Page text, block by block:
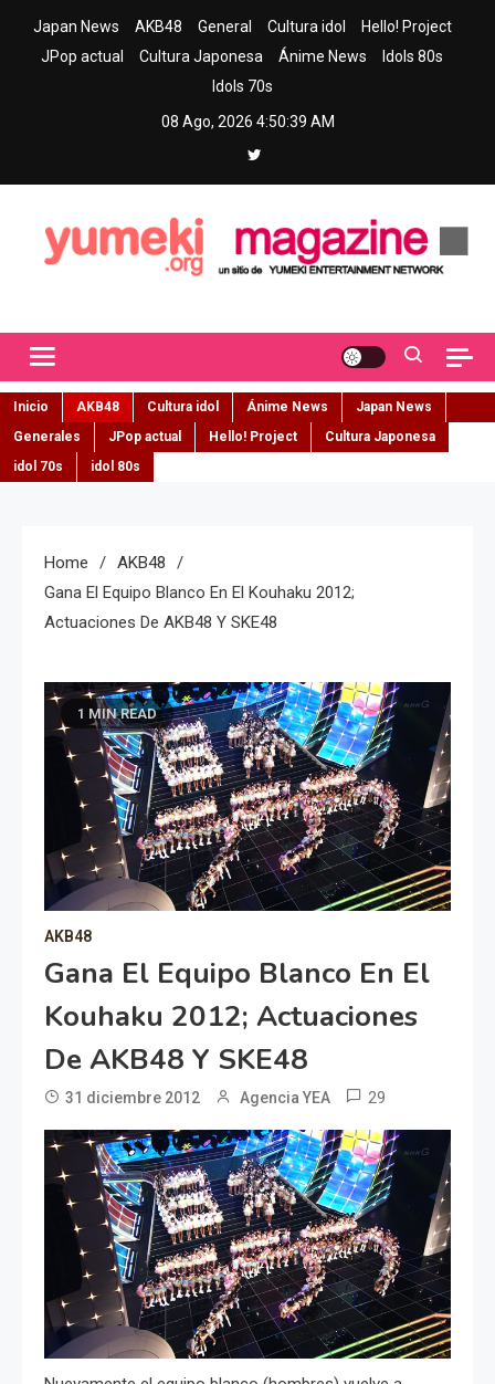
Japan News AKB48 General Cultura idol
Hello! Project
JPop actual
Cultura Japonesa Ánime News
Idols 80s
Idols 70s
08 Ago, 2026 4:50:40 AM
Inicio AKB48 Cultura idol Ánime News
Japan News
Generales
JPop actual Hello! Project
Cultura Japonesa
idol 70s
idol 80s
Home
AKB48
Gana El Equipo Blanco En El Kouhaku 2012;
Actuaciones De AKB48 Y SKE48
1 MIN READ
AKB48
Gana El Equipo Blanco En El
Kouhaku 2012; Actuaciones
De AKB48 Y SKE48
31 diciembre 2012 Agencia YEA 29